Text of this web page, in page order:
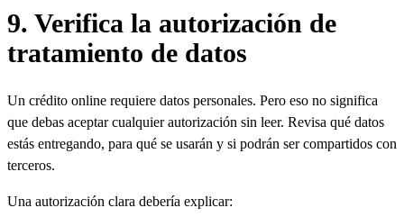
9. Verifica la autorización de
tratamiento de datos
Un crédito online requiere datos personales. Pero eso no significa
que debas aceptar cualquier autorización sin leer. Revisa qué datos
estás entregando, para qué se usarán y si podrán ser compartidos con
terceros.
Una autorización clara debería explicar: